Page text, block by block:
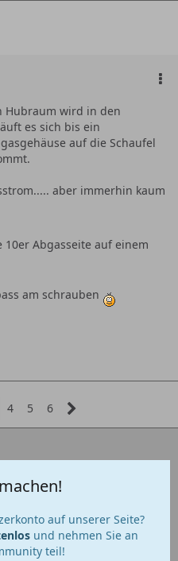
Hubraum wird in den
es sich bis ein
auf die Schaufel
aber immerhin kaum
Abgasseite auf einem
am schrauben
4 5 6
auf unserer Seite?
und nehmen Sie an
teil!